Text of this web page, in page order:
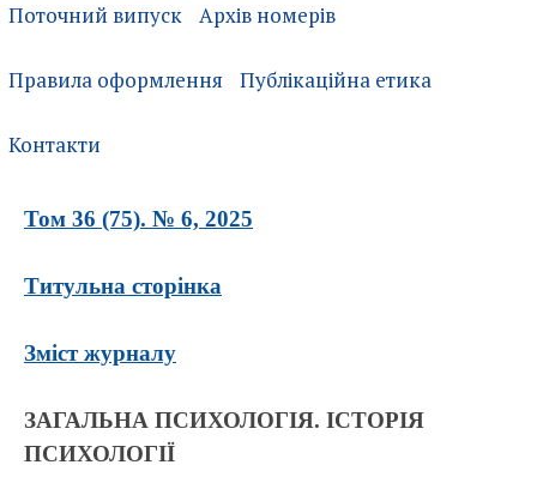
Поточний випуск Архів номерів
Правила оформлення Публікаційна етика
Контакти
Том 36 (75). № 6, 2025
Титульна сторінка
Зміст журналу
ЗАГАЛЬНА ПСИХОЛОГІЯ. ІСТОРІЯ
ПСИХОЛОГІЇ